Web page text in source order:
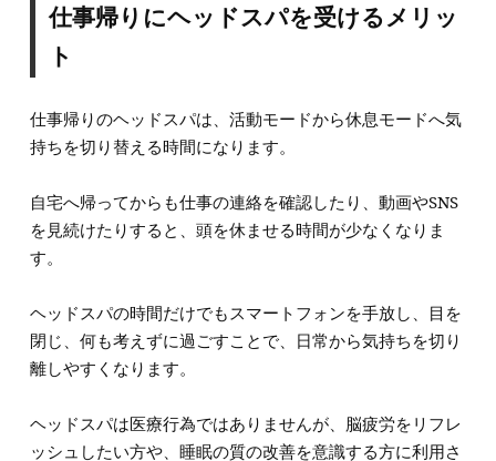
仕事帰りにヘッドスパを受けるメリッ
ト
仕事帰りのヘッドスパは、活動モードから休息モードへ気
持ちを切り替える時間になります。
自宅へ帰ってからも仕事の連絡を確認したり、動画やSNS
を見続けたりすると、頭を休ませる時間が少なくなりま
す。
ヘッドスパの時間だけでもスマートフォンを手放し、目を
閉じ、何も考えずに過ごすことで、日常から気持ちを切り
離しやすくなります。
ヘッドスパは医療行為ではありませんが、脳疲労をリフレ
ッシュしたい方や、睡眠の質の改善を意識する方に利用さ